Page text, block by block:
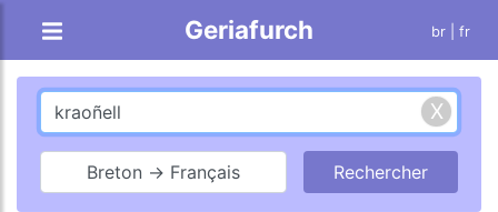
Geriafurch br | fr
Breton → Français